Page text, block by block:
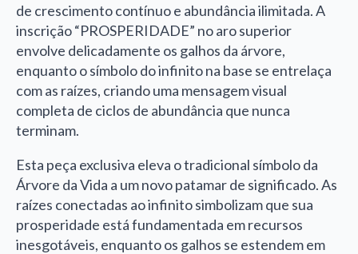
de crescimento contínuo e abundância ilimitada. A
inscrição “PROSPERIDADE” no aro superior
envolve delicadamente os galhos da árvore,
enquanto o símbolo do infinito na base se entrelaça
com as raízes, criando uma mensagem visual
completa de ciclos de abundância que nunca
terminam.
Esta peça exclusiva eleva o tradicional símbolo da
Árvore da Vida a um novo patamar de significado. As
raízes conectadas ao infinito simbolizam que sua
prosperidade está fundamentada em recursos
inesgotáveis, enquanto os galhos se estendem em